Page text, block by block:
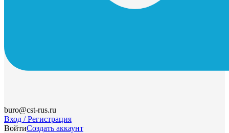
buro@cst-rus.ru
Вход / Регистрация
ВойтиСоздать аккаунт